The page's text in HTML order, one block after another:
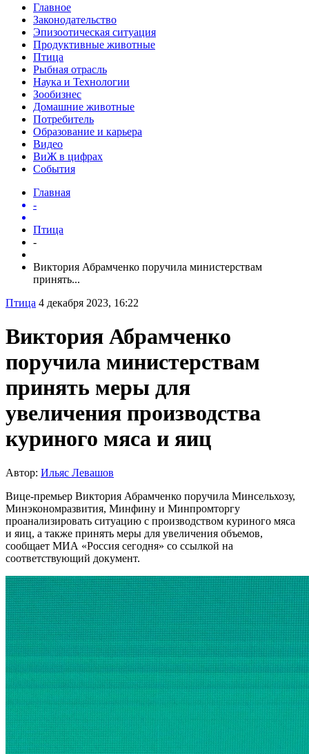
Главное
Законодательство
Эпизоотическая ситуация
Продуктивные животные
Птица
Рыбная отрасль
Наука и Технологии
Зообизнес
Домашние животные
Потребитель
Образование и карьера
Видео
ВиЖ в цифрах
События
Главная
-
Птица
-
Виктория Абрамченко поручила министерствам
принять...
Птица 4 декабря 2023, 16:22
Виктория Абрамченко
поручила министерствам
принять меры для
увеличения производства
куриного мяса и яиц
Автор: Ильяс Левашов
Вице-премьер Виктория Абрамченко поручила Минсельхозу,
Минэкономразвития, Минфину и Минпромторгу
проанализировать ситуацию с производством куриного мяса
и яиц, а также принять меры для увеличения объемов,
сообщает МИА «Россия сегодня» со ссылкой на
соответствующий документ.